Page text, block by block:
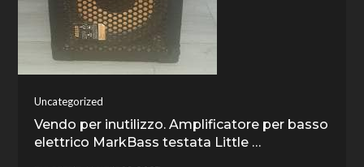
Uncategorized
Vendo per inutilizzo. Amplificatore per basso
elettrico MarkBass testata Little …